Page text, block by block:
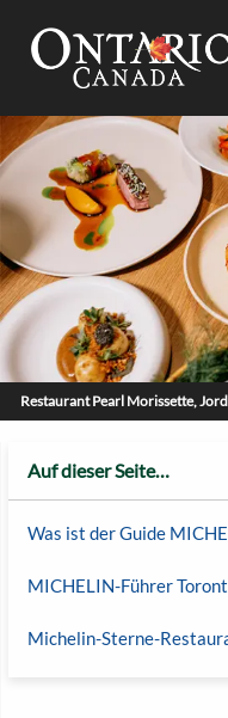
Restaurant Pearl Morissette,
Auf dieser Seite…
Was ist der Guide
MICHELIN-Führer
Michelin-Sterne-